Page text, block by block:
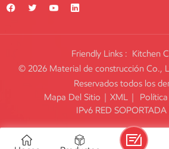
Friendly Links : Kitchen
© 2026 Material de construcción Co.,
Reservados todos los
Mapa Del Sitio | XML |
IPv6 RED SOPORTADA